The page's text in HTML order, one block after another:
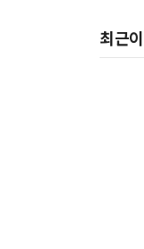
[뉴스
최근